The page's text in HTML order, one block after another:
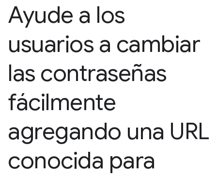
Ayude a los
usuarios a cambiar
las contraseñas
fácilmente
agregando una URL
conocida para